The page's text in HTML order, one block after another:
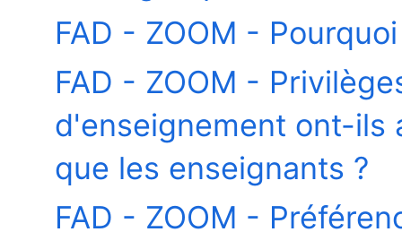
FAD - ZOOM -
FAD - ZOOM -
d'enseignement ont-ils
que les enseignants ?
FAD - ZOOM -